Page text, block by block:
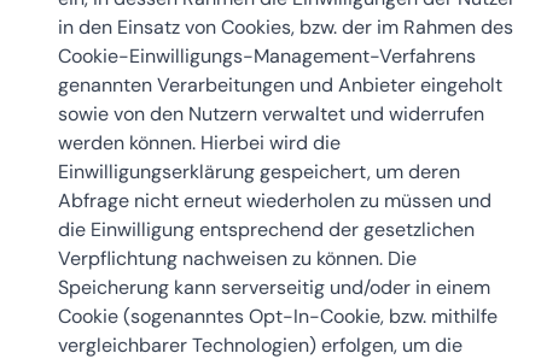
in den Einsatz von Cookies, bzw. der im Rahmen des
Cookie-Einwilligungs-Management-Verfahrens
genannten Verarbeitungen und Anbieter eingeholt
sowie von den Nutzern verwaltet und widerrufen
werden können. Hierbei wird die
Einwilligungserklärung gespeichert, um deren
Abfrage nicht erneut wiederholen zu müssen und
die Einwilligung entsprechend der gesetzlichen
Verpflichtung nachweisen zu können. Die
Speicherung kann serverseitig und/oder in einem
Cookie (sogenanntes Opt-In-Cookie, bzw. mithilfe
vergleichbarer Technologien) erfolgen, um die